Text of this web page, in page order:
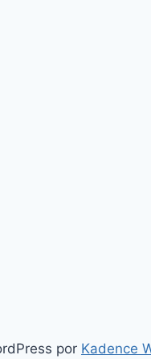
por Kadence